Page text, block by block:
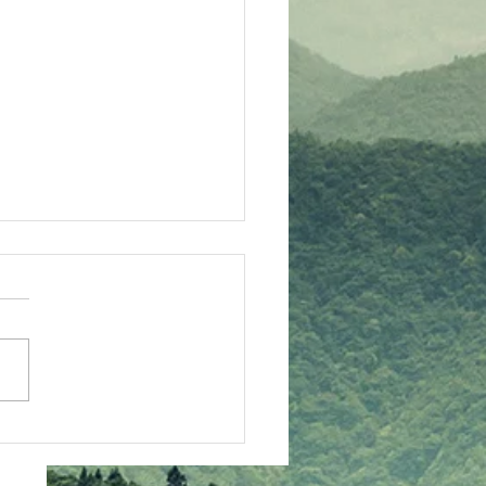
キュー大会情報
ムページにて、バーベキュ